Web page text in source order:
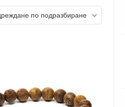
по подразбиране